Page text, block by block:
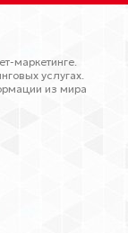
маркетинге.
услугах.
из мира